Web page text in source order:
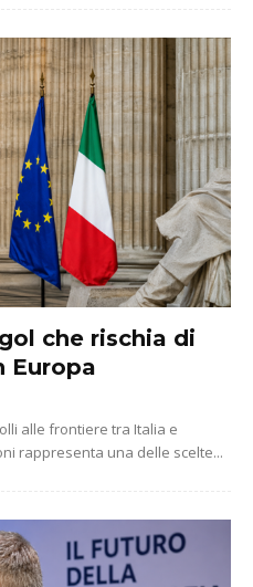
che rischia di
Europa
alle frontiere tra Italia e
rappresenta una delle scelte...